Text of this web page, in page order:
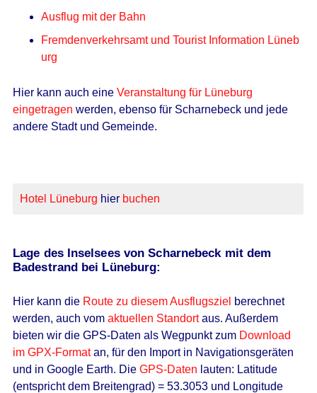
Ausflug mit der Bahn
Fremdenverkehrsamt und Tourist Information Lüneb
urg
Hier kann auch eine Veranstaltung für Lüneburg
eingetragen werden, ebenso für Scharnebeck und jede
andere Stadt und Gemeinde.
Hotel Lüneburg hier buchen
Lage des Inselsees von Scharnebeck mit dem
Badestrand bei Lüneburg:
Hier kann die Route zu diesem Ausflugsziel berechnet
werden, auch vom aktuellen Standortaus. Außerdem
bieten wir die GPS-Daten als Wegpunkt zum Download
im GPX-Formatan, für den Import in Navigationsgeräten
und in Google Earth. Die GPS-Daten lauten: Latitude
(entspricht dem Breitengrad) = 53.3053 und Longitude